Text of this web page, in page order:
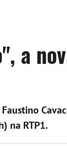
a
na RTP1.